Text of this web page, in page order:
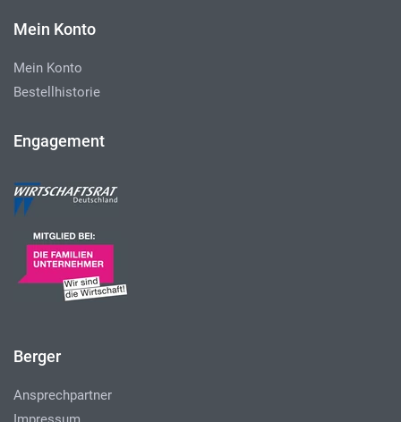
Mein Konto
Mein Konto
Bestellhistorie
Engagement
Berger
Ansprechpartner